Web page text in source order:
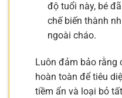
độ tuổi này, bé
chế biến thành
ngoài cháo.
Luôn đảm bảo rằng
hoàn toàn để tiêu
tiềm ẩn và loại bỏ